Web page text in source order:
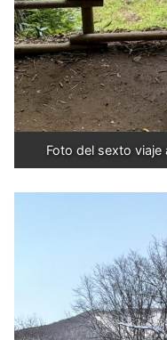
Foto del sexto